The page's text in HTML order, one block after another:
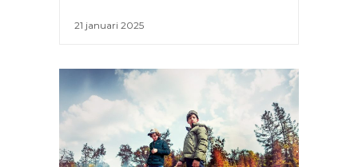
21 januari 2025